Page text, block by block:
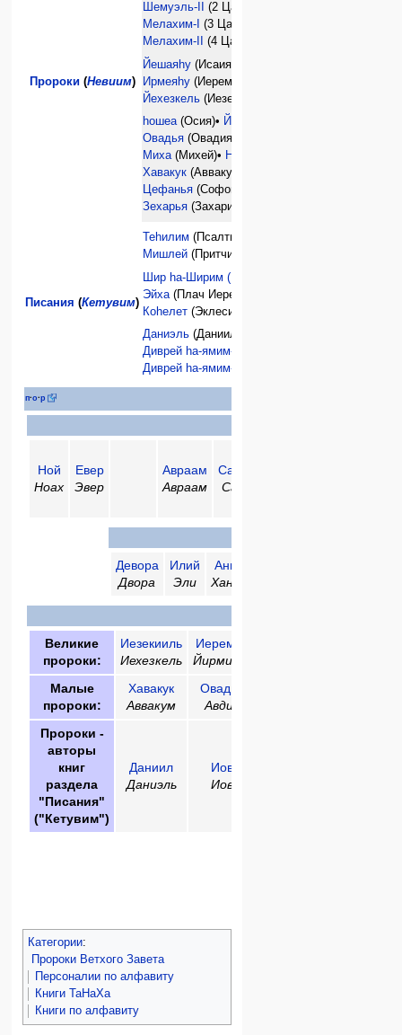
Пророки(Невиим)
Шемуэль-II
(2 Царств)•
Мелахим-I (3 Царств)•
Мелахим-II
(4 Царств)•
Йешаяhу (Исаия)•
Ирмеяhу (Иеремия)•
Йехезкель (Иезекиил)•
hошеа(Осия)• Йоэль
Овадья (Овадия)•
Миха(Михей)• Нахум
Хавакук (Аввакум)•
Цефанья (Софония)•
Зехарья (Захария)•
Писания (Кетувим)
Теhилим (Псалтырь)•
Мишлей (Притчи)•
Шир hа-Ширим (Песнь песней)
Эйха (Плач Иеремии)•
Коhелет (Эклесиаст)•
Даниэль (Даниил)•
Диврей hа-ямим-I
Диврей hа-ямим-II
п·о·р
Ной
Ноах
Евер
Эвер
Авраам
Авраам
Сарра
Сара
Девора
Двора
Илий
Эли
Анна
Ханна
Великие
пророки:
Иезекииль
Иехезкель
Иеремия
Йирмияху
Малые
пророки:
Хавакук
Аввакум
Овадья
Авдий
Пророки -
авторы
книг
раздела
"Писания"
("Кетувим")
Даниил
Даниэль
Иов
Иов
Категории:
Пророки Ветхого Завета
Персоналии по алфавиту
Книги ТаНаХа
Книги по алфавиту